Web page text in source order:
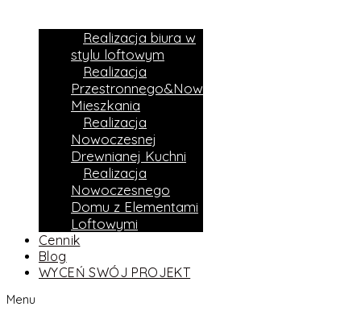
Realizacja biura w
stylu loftowym
Realizacja
Przestronnego&Nowoczesnego
Mieszkania
Realizacja
Nowoczesnej
Drewnianej Kuchni
Realizacja
Nowoczesnego
Domu z Elementami
Loftowymi
Cennik
Blog
WYCEŃ SWÓJ PROJEKT
Menu